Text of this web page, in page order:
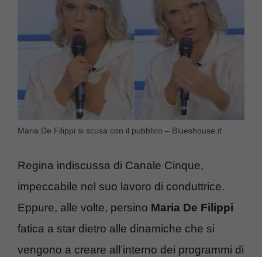
Maria De Filippi si scusa con il pubblico – Blueshouse.it
Regina indiscussa di Canale Cinque,
impeccabile nel suo lavoro di conduttrice.
Eppure, alle volte, persino Maria De Filippi
fatica a star dietro alle dinamiche che si
vengono a creare all’interno dei programmi di